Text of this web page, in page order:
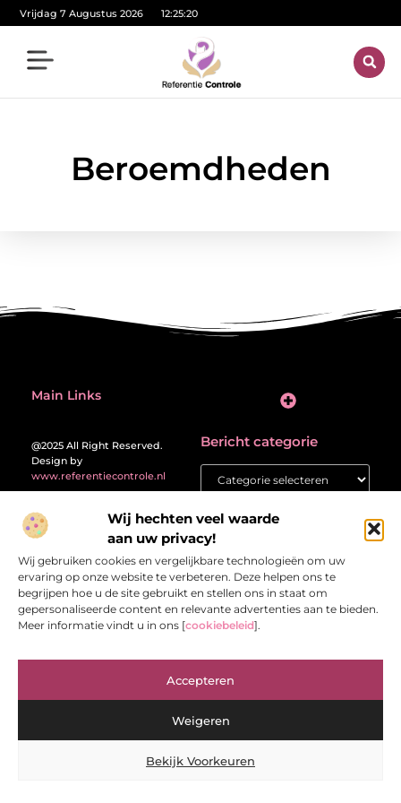
Wij hechten veel waarde
aan uw privacy!
Wij gebruiken cookies en vergelijkbare technologieën om uw
ervaring op onze website te verbeteren. Deze helpen ons te
begrijpen hoe u de site gebruikt en stellen ons in staat om
gepersonaliseerde content en relevante advertenties aan te bieden.
Meer informatie vindt u in ons [cookiebeleid].
Accepteren
Weigeren
Bekijk Voorkeuren
Vrijdag 7 Augustus 2026 12:25:20
Beroemdheden
Main Links
@2025 All Right Reserved.
Design by
www.referentiecontrole.nl
Bericht categorie
Referentiecontrole.nl – Jouw bron van
inspirerende verhalen.
Ontdek blogs en artikelen die het dagelijks leven interessant en
verrassend maken.